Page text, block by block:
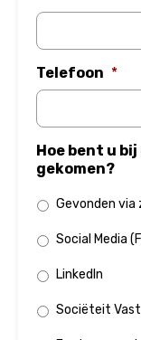
Telefoon *
Hoe bent u
gekomen?
Gevonden via
Social Media
LinkedIn
Sociëteit